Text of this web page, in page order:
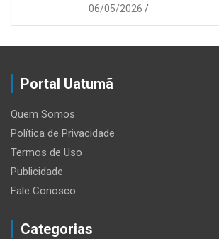
06/05/2026
Portal Uatumã
Quem Somos
Política de Privacidade
Termos de Uso
Publicidade
Fale Conosco
Categorias